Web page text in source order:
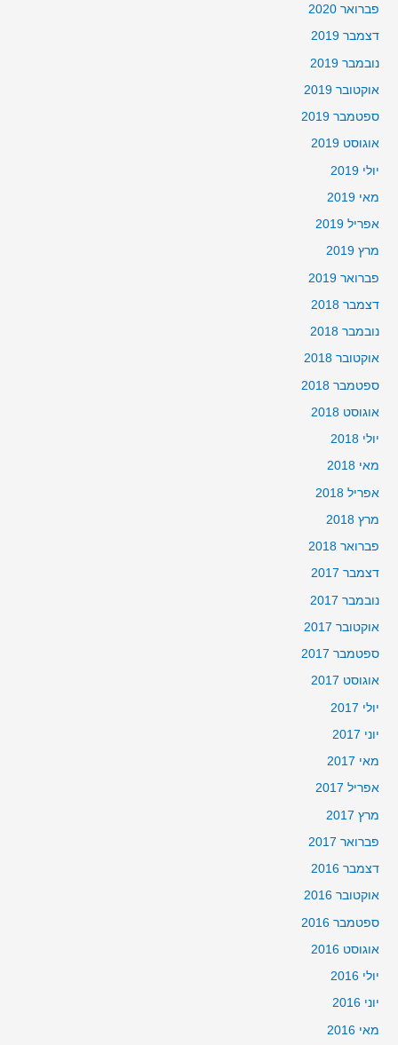
פברואר 2020
דצמבר 2019
נובמבר 2019
אוקטובר 2019
ספטמבר 2019
אוגוסט 2019
יולי 2019
מאי 2019
אפריל 2019
מרץ 2019
פברואר 2019
דצמבר 2018
נובמבר 2018
אוקטובר 2018
ספטמבר 2018
אוגוסט 2018
יולי 2018
מאי 2018
אפריל 2018
מרץ 2018
פברואר 2018
דצמבר 2017
נובמבר 2017
אוקטובר 2017
ספטמבר 2017
אוגוסט 2017
יולי 2017
יוני 2017
מאי 2017
אפריל 2017
מרץ 2017
פברואר 2017
דצמבר 2016
אוקטובר 2016
ספטמבר 2016
אוגוסט 2016
יולי 2016
יוני 2016
מאי 2016